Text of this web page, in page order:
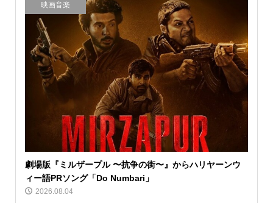
映画音楽
劇場版『ミルザープル 〜抗争の街〜』からハリヤーンウ
ィー語PRソング「Do Numbari」
2026.08.04